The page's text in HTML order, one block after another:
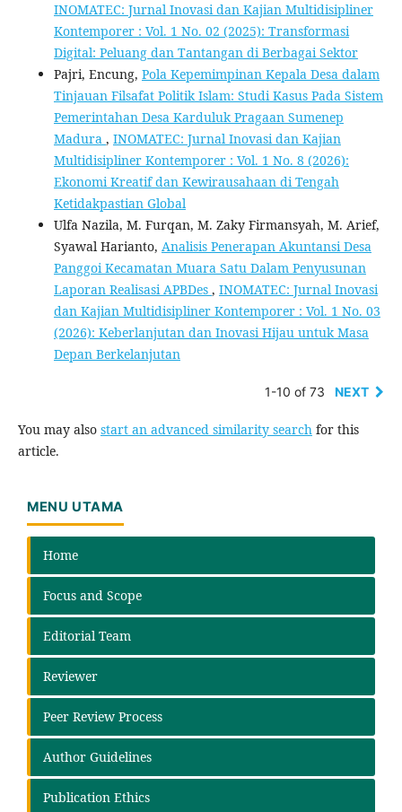
INOMATEC: Jurnal Inovasi dan Kajian Multidisipliner
Kontemporer : Vol. 1 No. 02 (2025): Transformasi
Digital: Peluang dan Tantangan di Berbagai Sektor
Pajri, Encung, Pola Kepemimpinan Kepala Desa dalam
Tinjauan Filsafat Politik Islam: Studi Kasus Pada Sistem
Pemerintahan Desa Karduluk Pragaan Sumenep
Madura , INOMATEC: Jurnal Inovasi dan Kajian
Multidisipliner Kontemporer : Vol. 1 No. 8 (2026):
Ekonomi Kreatif dan Kewirausahaan di Tengah
Ketidakpastian Global
Ulfa Nazila, M. Furqan, M. Zaky Firmansyah, M. Arief,
Syawal Harianto, Analisis Penerapan Akuntansi Desa
Panggoi Kecamatan Muara Satu Dalam Penyusunan
Laporan Realisasi APBDes , INOMATEC: Jurnal Inovasi
dan Kajian Multidisipliner Kontemporer : Vol. 1 No. 03
(2026): Keberlanjutan dan Inovasi Hijau untuk Masa
Depan Berkelanjutan
1-10 of 73 NEXT
You may also start an advanced similarity searchfor this
article.
MENU UTAMA
Home
Focus and Scope
Editorial Team
Reviewer
Peer Review Process
Author Guidelines
Publication Ethics